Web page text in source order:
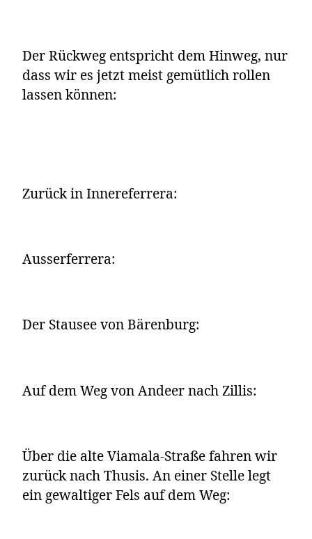
Der Rückweg entspricht dem Hinweg, nur
dass wir es jetzt meist gemütlich rollen
lassen können:
Zurück in Innereferrera:
Ausserferrera:
Der Stausee von Bärenburg:
Auf dem Weg von Andeer nach Zillis:
Über die alte Viamala-Straße fahren wir
zurück nach Thusis. An einer Stelle legt
ein gewaltiger Fels auf dem Weg: